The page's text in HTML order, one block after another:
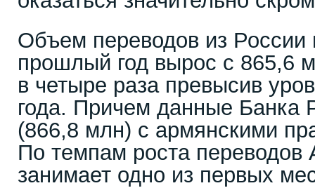
Объем переводов из
прошлый год вырос с 865,6
в четыре раза превысив
года. Причем данные Банка
(866,8 млн) с армянскими
По темпам роста
занимает одно из первых